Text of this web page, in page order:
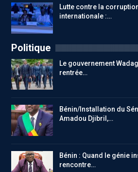
Lutte contre la
internationale :…
Politique
Le gouvernement
rentrée…
Bénin/Installation du
Amadou Djibril,…
Bénin : Quand le génie
rencontre…